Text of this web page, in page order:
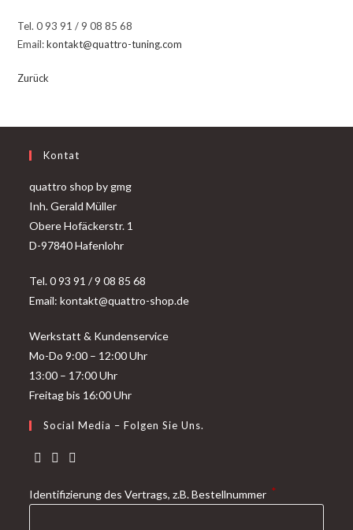
Tel. 0 93 91 / 9 08 85 68
Email:kontakt@quattro-tuning.com
Zurück
Kontat
quattro shop by gmg
Inh. Gerald Müller
Obere Hofäckerstr. 1
D-97840 Hafenlohr
Tel. 0 93 91 / 9 08 85 68
Email: kontakt@quattro-shop.de
Werkstatt & Kundenservice
Mo-Do 9:00 – 12:00 Uhr
13:00 – 17:00 Uhr
Freitag bis 16:00 Uhr
Social Media – Folgen Sie Uns.
Identifizierung des Vertrags, z.B. Bestellnummer *